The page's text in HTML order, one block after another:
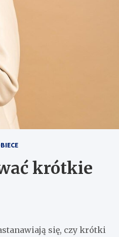
krótkie
się, czy krótki